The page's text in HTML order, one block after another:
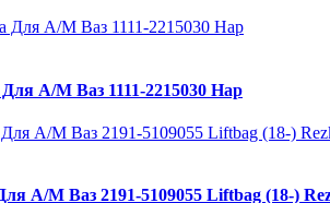
А/М Ваз 1111-2215030 Нар
А/М Ваз 2191-5109055 Liftbag (18-)